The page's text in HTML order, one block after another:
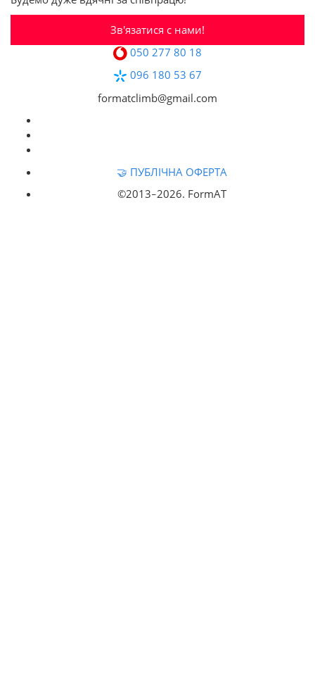
Зв'язатися с нами!
050 277 80 18
096 180 53 67
formatclimb@gmail.com
🤝 ПУБЛІЧНА ОФЕРТА
©2013‒2026. FormAT